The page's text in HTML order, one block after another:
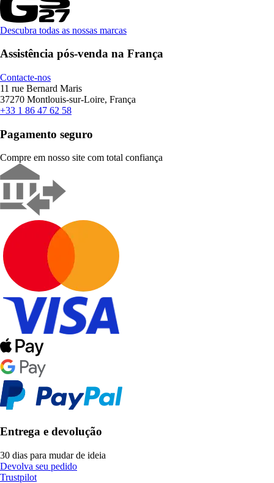
Descubra todas as nossas marcas
Assistência pós-venda na França
Contacte-nos
11 rue Bernard Maris
37270 Montlouis-sur-Loire, França
+33 1 86 47 62 58
Pagamento seguro
Compre em nosso site com total confiança
Entrega e devolução
30 dias para mudar de ideia
Devolva seu pedido
Trustpilot